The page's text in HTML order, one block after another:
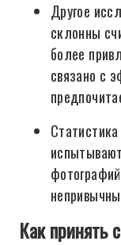
Другое
склонны
более
связано с
Как принять